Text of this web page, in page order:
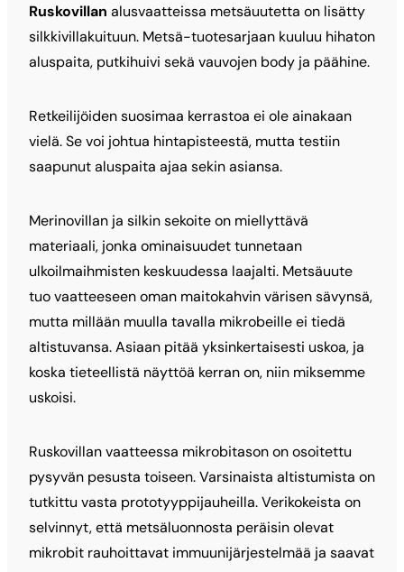
Ruskovillan alusvaatteissa metsäuutetta on lisätty
silkkivillakuituun. Metsä-tuotesarjaan kuuluu hihaton
aluspaita, putkihuivi sekä vauvojen body ja päähine.
Retkeilijöiden suosimaa kerrastoa ei ole ainakaan
vielä. Se voi johtua hintapisteestä, mutta testiin
saapunut aluspaita ajaa sekin asiansa.
Merinovillan ja silkin sekoite on miellyttävä
materiaali, jonka ominaisuudet tunnetaan
ulkoilmaihmisten keskuudessa laajalti. Metsäuute
tuo vaatteeseen oman maitokahvin värisen sävynsä,
mutta millään muulla tavalla mikrobeille ei tiedä
altistuvansa. Asiaan pitää yksinkertaisesti uskoa, ja
koska tieteellistä näyttöä kerran on, niin miksemme
uskoisi.
Ruskovillan vaatteessa mikrobitason on osoitettu
pysyvän pesusta toiseen. Varsinaista altistumista on
tutkittu vasta prototyyppijauheilla. Verikokeista on
selvinnyt, että metsäluonnosta peräisin olevat
mikrobit rauhoittavat immuunijärjestelmää ja saavat